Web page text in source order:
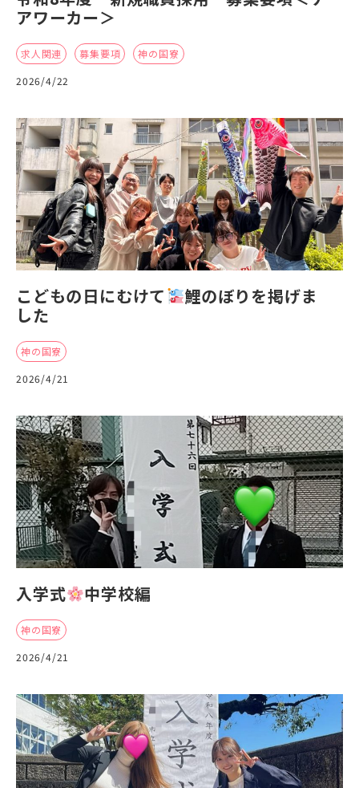
アワーカー＞
求人関連 募集要項
神の国寮
2026/4/22
こどもの日にむけて
鯉のぼりを掲げま
した
神の国寮
2026/4/21
入学式 中学校編
神の国寮
2026/4/21